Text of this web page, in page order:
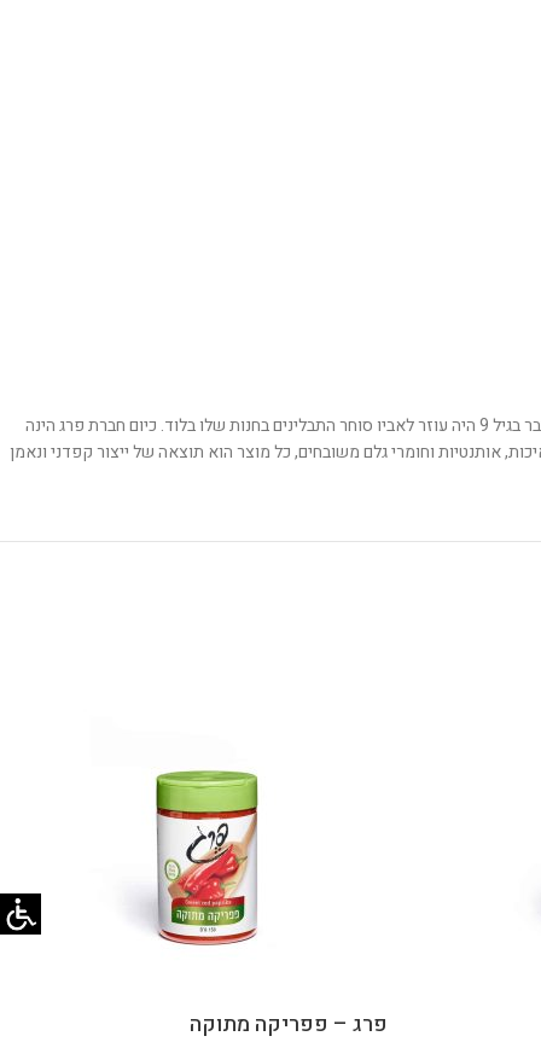
בשנת 1980 פתח חיים את החנות הראשונה של "תבליני פרג" באילת. חיים הוא דור שלישי לתבלינאים, הוא נולד לתוך עולם של טעמים וניחוחות במושב זיתן ליד לוד. כבר בגיל 9 היה עוזר לאביו סוחר התבלינים בחנות שלו בלוד. כיום חברת פרג הינה
הפעילות של החברה מבוססת על איכות, אותנטיות וחומרי גלם משובחים, כל מוצר הוא תוצאה של ייצור קפדני ונאמן
פרג – פפריקה מתוקה